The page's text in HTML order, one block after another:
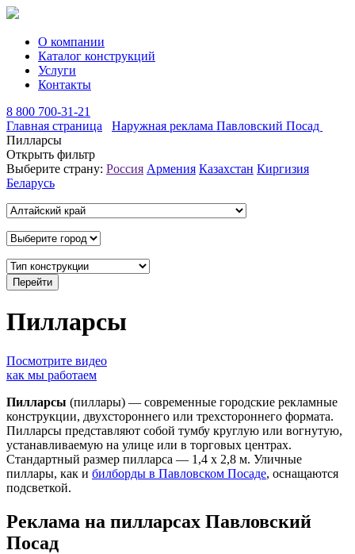
О компании
Каталог конструкций
Услуги
Контакты
8 800 700-31-21
Главная страница
Наружная реклама Павловский Посад
Пилларсы
Открыть фильтр
Выберите страну: Россия Армения Казахстан Киргизия
Беларусь
Пилларсы
Посмотрите видео
как мы работаем
Пилларсы (пиллары) — современные городские рекламные
конструкции, двухстороннего или трехстороннего формата.
Пилларсы представляют собой тумбу круглую или вогнутую,
устанавливаемую на улице или в торговых центрах.
Стандартный размер пилларса — 1,4 х 2,8 м. Уличные
пиллары, как и билборды в Павловском Посаде, оснащаются
подсветкой.
Реклама на пилларсах Павловский
Посад